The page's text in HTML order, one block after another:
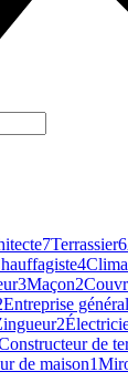
7Terrassier6
4
3Maçon2
Entreprise
2
de
de maison1